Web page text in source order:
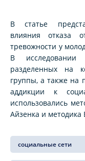
В статье
влияния отказа
тревожности у
В
разделенных на
группы, а также на
аддикции к
использовались
Айзенка и методика
социальные сети